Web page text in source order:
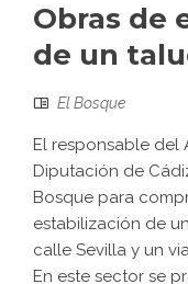
Obras de
de un
El Bosque
El responsable del
Diputación de
Bosque para
estabilización de
calle Sevilla y un
En este sector se